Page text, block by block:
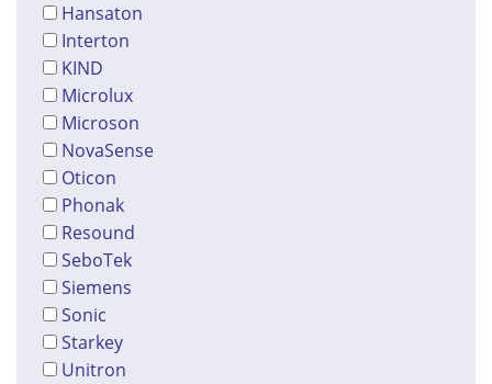
Hansaton
Interton
KIND
Microlux
Microson
NovaSense
Oticon
Phonak
Resound
SeboTek
Siemens
Sonic
Starkey
Unitron